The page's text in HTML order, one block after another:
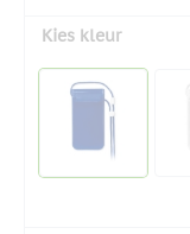
Kies kleur